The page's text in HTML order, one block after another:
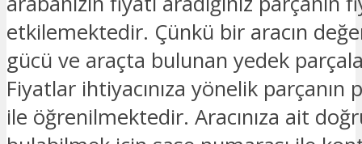
etkilemektedir. Çünkü bir aracın
gücü ve araçta bulunan yedek
Fiyatlar ihtiyacınıza yönelik parçanın
ile öğrenilmektedir. Aracınıza ait